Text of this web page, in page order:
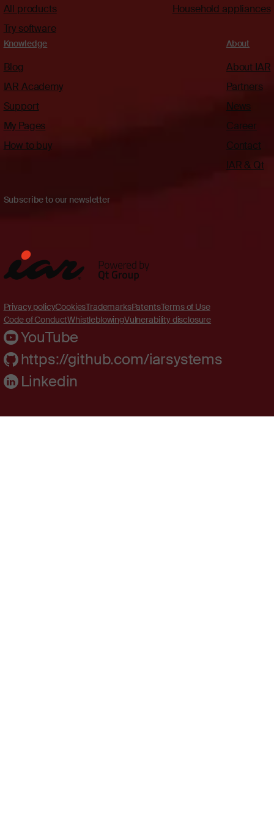
All products
Try software
Household appliances
Knowledge
Blog
IAR Academy
Support
My Pages
How to buy
About
About IAR
Partners
News
Career
Contact
IAR & Qt
Subscribe to our newsletter
Privacy policyCookiesTrademarksPatentsTerms of Use
Code of ConductWhistleblowingVulnerability disclosure
YouTube
https://github.com/iarsystems
Linkedin